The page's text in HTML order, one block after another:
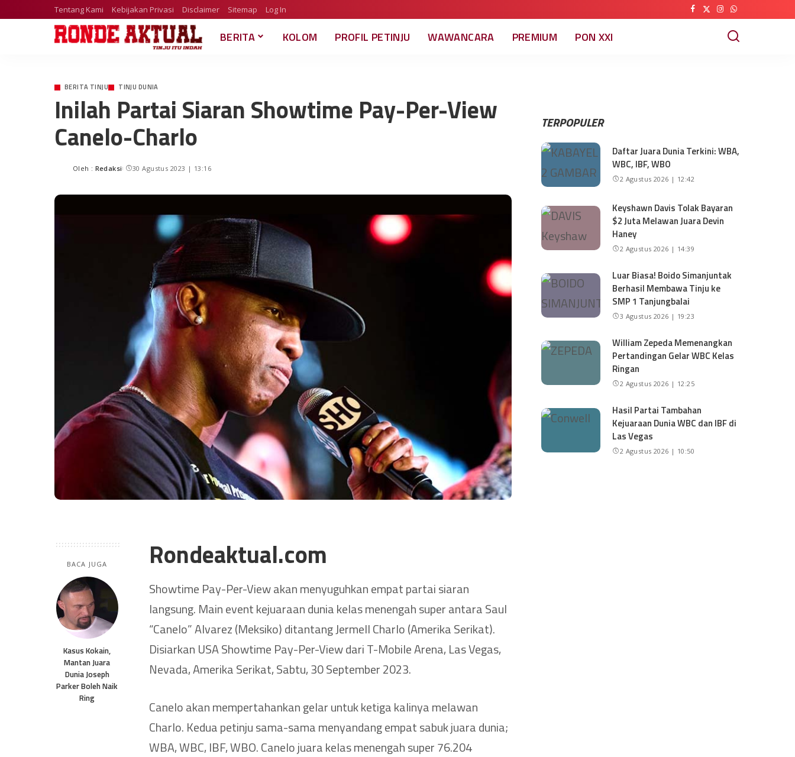
Tentang Kami Kebijakan Privasi Disclaimer Sitemap Log In
BERITA KOLOM PROFIL PETINJU WAWANCARA PREMIUM PON XXI
BERITA TINJU TINJU DUNIA
Inilah Partai Siaran Showtime Pay-Per-View
Canelo-Charlo
Oleh : Redaksi 30 Agustus 2023 | 13:16
BACA JUGA
Kasus Kokain,
Mantan Juara
Dunia Joseph
Parker Boleh Naik
Ring
Rondeaktual.com
Showtime Pay-Per-View akan menyuguhkan empat partai siaran
langsung. Main event kejuaraan dunia kelas menengah super antara Saul
“Canelo” Alvarez (Meksiko) ditantang Jermell Charlo (Amerika Serikat).
Disiarkan USA Showtime Pay-Per-View dari T-Mobile Arena, Las Vegas,
Nevada, Amerika Serikat, Sabtu, 30 September 2023.
Canelo akan mempertahankan gelar untuk ketiga kalinya melawan
Charlo. Kedua petinju sama-sama menyandang empat sabuk juara dunia;
WBA, WBC, IBF, WBO. Canelo juara kelas menengah super 76.204
TERPOPULER
Daftar Juara Dunia Terkini: WBA,
WBC, IBF, WBO
2 Agustus 2026 | 12:42
Keyshawn Davis Tolak Bayaran
$2 Juta Melawan Juara Devin
Haney
2 Agustus 2026 | 14:39
Luar Biasa! Boido Simanjuntak
Berhasil Membawa Tinju ke
SMP 1 Tanjungbalai
3 Agustus 2026 | 19:23
William Zepeda Memenangkan
Pertandingan Gelar WBC Kelas
Ringan
2 Agustus 2026 | 12:25
Hasil Partai Tambahan
Kejuaraan Dunia WBC dan IBF di
Las Vegas
2 Agustus 2026 | 10:50